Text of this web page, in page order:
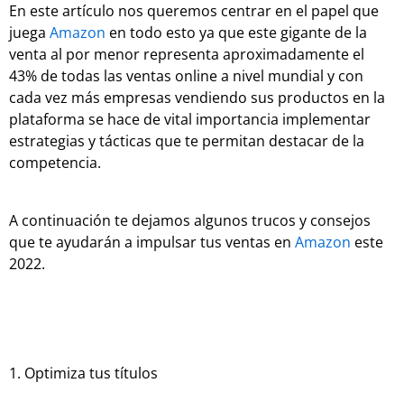
En este artículo nos queremos centrar en el papel que
juega Amazon en todo esto ya que este gigante de la
venta al por menor representa aproximadamente el
43% de todas las ventas online a nivel mundial y con
cada vez más empresas vendiendo sus productos en la
plataforma se hace de vital importancia implementar
estrategias y tácticas que te permitan destacar de la
competencia.
A continuación te dejamos algunos trucos y consejos
que te ayudarán a impulsar tus ventas en Amazon este
2022.
1. Optimiza tus títulos